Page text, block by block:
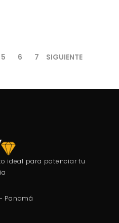
5 6 7 SIGUIENTE
ideal para potenciar tu
Panamá